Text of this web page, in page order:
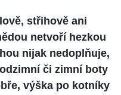
střihově ani
netvoří hezkou
nijak nedoplňuje,
či zimní boty
výška po kotníky